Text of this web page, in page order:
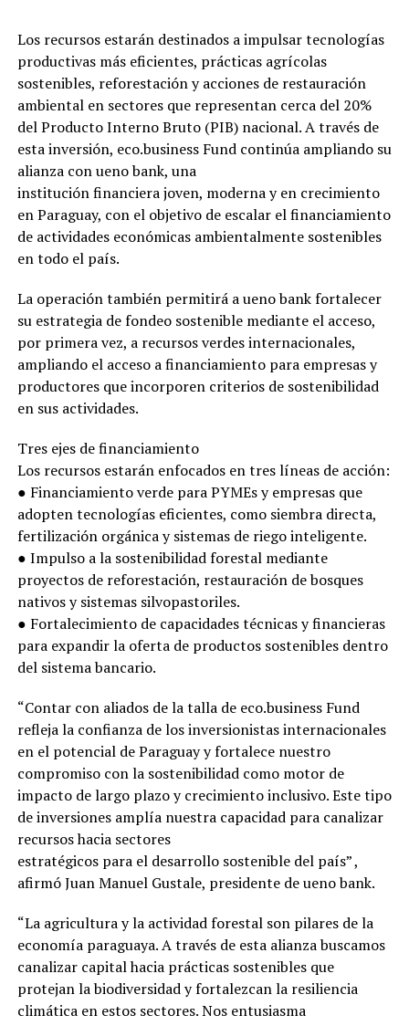
Los recursos estarán destinados a impulsar tecnologías
productivas más eficientes, prácticas agrícolas
sostenibles, reforestación y acciones de restauración
ambiental en sectores que representan cerca del 20%
del Producto Interno Bruto (PIB) nacional. A través de
esta inversión, eco.business Fund continúa ampliando su
alianza con ueno bank, una
institución financiera joven, moderna y en crecimiento
en Paraguay, con el objetivo de escalar el financiamiento
de actividades económicas ambientalmente sostenibles
en todo el país.
La operación también permitirá a ueno bank fortalecer
su estrategia de fondeo sostenible mediante el acceso,
por primera vez, a recursos verdes internacionales,
ampliando el acceso a financiamiento para empresas y
productores que incorporen criterios de sostenibilidad
en sus actividades.
Tres ejes de financiamiento
Los recursos estarán enfocados en tres líneas de acción:
● Financiamiento verde para PYMEs y empresas que
adopten tecnologías eficientes, como siembra directa,
fertilización orgánica y sistemas de riego inteligente.
● Impulso a la sostenibilidad forestal mediante
proyectos de reforestación, restauración de bosques
nativos y sistemas silvopastoriles.
● Fortalecimiento de capacidades técnicas y financieras
para expandir la oferta de productos sostenibles dentro
del sistema bancario.
“Contar con aliados de la talla de eco.business Fund
refleja la confianza de los inversionistas internacionales
en el potencial de Paraguay y fortalece nuestro
compromiso con la sostenibilidad como motor de
impacto de largo plazo y crecimiento inclusivo. Este tipo
de inversiones amplía nuestra capacidad para canalizar
recursos hacia sectores
estratégicos para el desarrollo sostenible del país” ,
afirmó Juan Manuel Gustale, presidente de ueno bank.
“La agricultura y la actividad forestal son pilares de la
economía paraguaya. A través de esta alianza buscamos
canalizar capital hacia prácticas sostenibles que
protejan la biodiversidad y fortalezcan la resiliencia
climática en estos sectores. Nos entusiasma